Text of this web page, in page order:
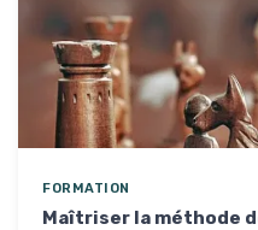
FORMATION
Maîtriser la méthode